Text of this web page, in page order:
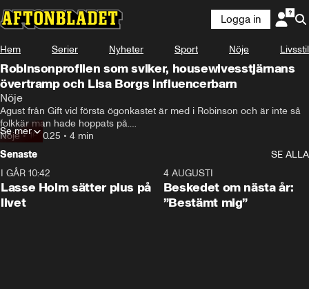
Logga in
Hem Serier Nyheter Sport Nöje Livsstil
Robinsonprofilen som sviker, housewivesstjärnans
övertramp och Lisa Borgs influencerbarn
Nöje
Agust från Gift vid första ögonkastet är med i Robinson och är inte så
folkkär man hade hoppats på.
Realhouswife-stjärnan Kim Zolciak Biermanns dotter Ariana har
berättat att hennes mamma (Kim) lasrat bort hennes fräknar när hon
va 14 år gammal - mot hennes vilja.
Lisa Borg (fd anckarmans) utlåtande om valet att exponera sonen
Charlie i sina sociala kanaler.
Nöje•16.10.25 • 4 min
Se mer
Senaste
SE ALLA
I GÅR 10:42
Lasse Holm sätter plus på
livet
4 AUGUSTI
Beskedet om nästa år:
”Bestämt mig”